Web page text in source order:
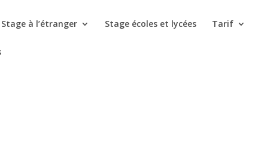
Stage à l’étranger Stage écoles et lycées Tarif